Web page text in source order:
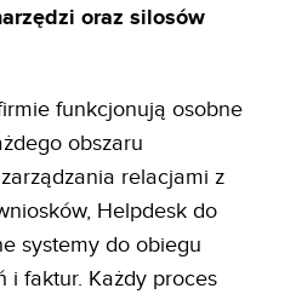
oraz silosów
funkcjonują osobne
obszaru
relacjami z
Helpdesk do
systemy do obiegu
i faktur. Każdy proces